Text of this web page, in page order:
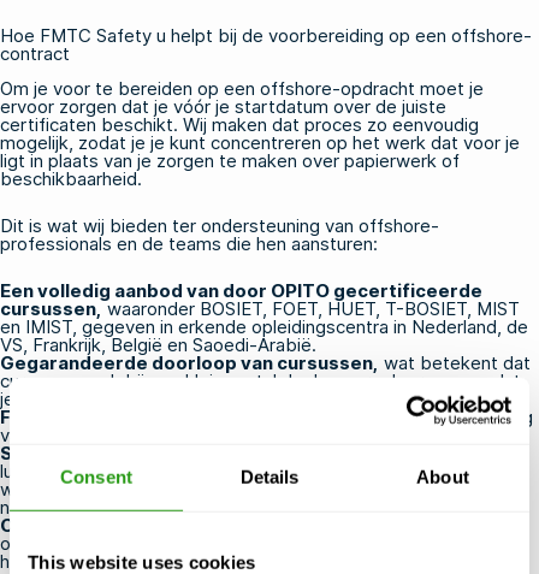
Consent Details About
This website uses cookies
Hoe FMTC Safety u helpt bij de voorbereiding op een offshore-
contract
Om je voor te bereiden op een offshore-opdracht moet je
ervoor zorgen dat je vóór je startdatum over de juiste
certificaten beschikt. Wij maken dat proces zo eenvoudig
mogelijk, zodat je je kunt concentreren op het werk dat voor je
ligt in plaats van je zorgen te maken over papierwerk of
beschikbaarheid.
Dit is wat wij bieden ter ondersteuning van offshore-
professionals en de teams die hen aansturen:
Een volledig aanbod van door OPITO gecertificeerde
cursussen,waaronder BOSIET FOET HUET T-BOSIET , MIST
en IMIST, gegeven in erkende opleidingscentra in Nederland, de
VS, Frankrijk, België en Saoedi-Arabië.
Gegarandeerde doorloop van cursussen, wat betekent dat
cursussen ook bij een klein aantal deelnemers doorgaan, zodat
je planning op schema blijft.
Flexibele annulering en verplaatsing tot 24 uur voor aanvang
van de cursus, zonder extra kosten.
Strategisch gelegen opleidingscentra
luchthavens, havens en belangrijke industriële knooppunten,
waardoor u de opleiding gemakkelijk kunt afronden voordat u
naar uw project vertrekt.
Ondersteuning voor zowel particulieren als organisaties,
of je nu voor jezelf een training boekt of een training voor een
heel team organiseert.